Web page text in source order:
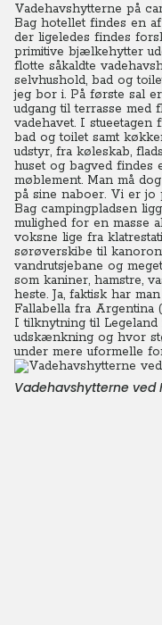
Vadehavshytterne på
Bag hotellet findes en
der ligeledes findes
primitive bjælkehytter
flotte såkaldte
selvhushold, bad og
jeg bor i. På første sal
udgang til terrasse med
vadehavet. I stueetagen
bad og toilet samt
udstyr, fra køleskab,
huset og bagved findes
møblement. Man må
på sine naboer. Vi er jo
Bag campingpladsen
mulighed for en masse
voksne lige fra
sørøverskibe til
vandrutsjebane og
som kaniner, hamstre,
heste. Ja, faktisk har
Fallabella fra Argentina
I tilknytning til
udskænkning og hvor
under mere uformelle
Vadehavshytterne